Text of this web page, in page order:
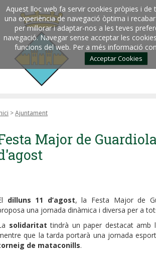
Aquest lloc web fa servir cookies pròpies i de
una experiència de navegació òptima i
per millorar i adaptar-nos a les teves
navegació. Navegar sense acceptar les
funcions del web. Per a més informació
Acceptar Cookies
>Ajuntament
Major de
dilluns 11 d’agost, la Festa Major de
una jornada dinàmica i diversa per a
solidaritat tindrà un paper destacat amb
que la tarda portarà una jornada
de mataconills.